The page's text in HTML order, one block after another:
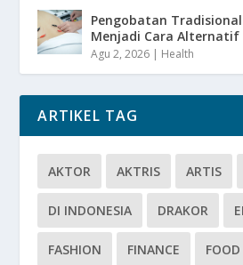
Pengobatan
Menjadi Cara Alternatif
Agu 2, 2026 | Health
ARTIKEL TAG
AKTOR AKTRIS ARTIS
DI INDONESIA DRAKOR
FASHION FINANCE FOOD